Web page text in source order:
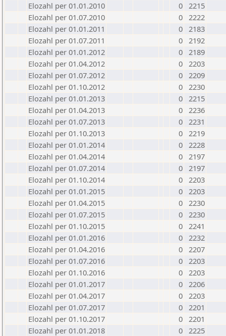
Elozahl per 01.01.2010
0 2215
Elozahl per 01.07.2010
0 2222
Elozahl per 01.01.2011
0 2183
Elozahl per 01.07.2011
0 2192
Elozahl per 01.01.2012
0 2189
Elozahl per 01.04.2012
0 2203
Elozahl per 01.07.2012
0 2209
Elozahl per 01.10.2012
0 2230
Elozahl per 01.01.2013
0 2215
Elozahl per 01.04.2013
0 2236
Elozahl per 01.07.2013
0 2231
Elozahl per 01.10.2013
0 2219
Elozahl per 01.01.2014
0 2228
Elozahl per 01.04.2014
0 2197
Elozahl per 01.07.2014
0 2197
Elozahl per 01.10.2014
0 2203
Elozahl per 01.01.2015
0 2203
Elozahl per 01.04.2015
0 2230
Elozahl per 01.07.2015
0 2230
Elozahl per 01.10.2015
0 2241
Elozahl per 01.01.2016
0 2232
Elozahl per 01.04.2016
0 2207
Elozahl per 01.07.2016
0 2203
Elozahl per 01.10.2016
0 2203
Elozahl per 01.01.2017
0 2206
Elozahl per 01.04.2017
0 2203
Elozahl per 01.07.2017
0 2201
Elozahl per 01.10.2017
0 2201
Elozahl per 01.01.2018
0 2225